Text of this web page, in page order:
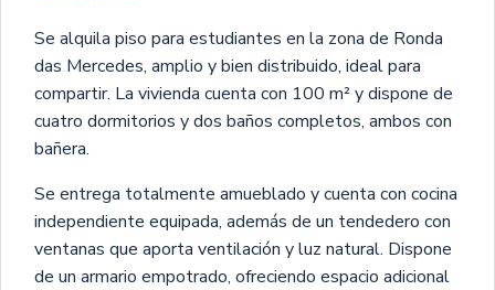
Se alquila piso para estudiantes en la zona de Ronda
das Mercedes, amplio y bien distribuido, ideal para
compartir. La vivienda cuenta con 100 m² y dispone de
cuatro dormitorios y dos baños completos, ambos con
bañera.
Se entrega totalmente amueblado y cuenta con cocina
independiente equipada, además de un tendedero con
ventanas que aporta ventilación y luz natural. Dispone
de un armario empotrado, ofreciendo espacio adicional